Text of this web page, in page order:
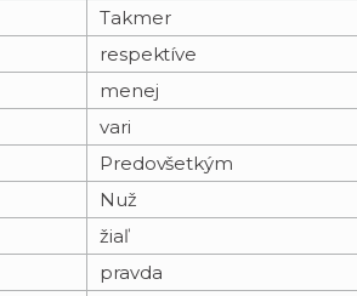
Takmer
respektíve
menej
vari
Predovšetkým
Nuž
žiaľ
pravda